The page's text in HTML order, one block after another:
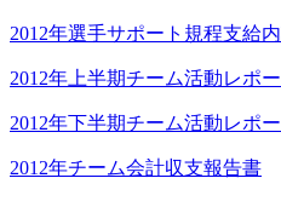
2012年選手サポート規程支給
2012年上半期チーム活動レポー
2012年下半期チーム活動レポー
2012年チーム会計収支報告書